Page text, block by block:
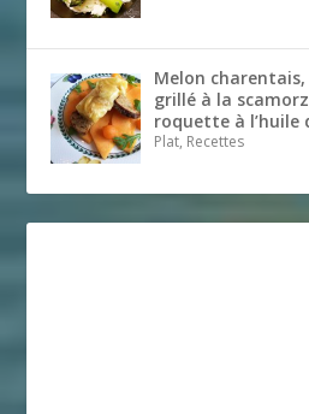
Melon
grillé à la
roquette à l’huile
Plat, Recettes